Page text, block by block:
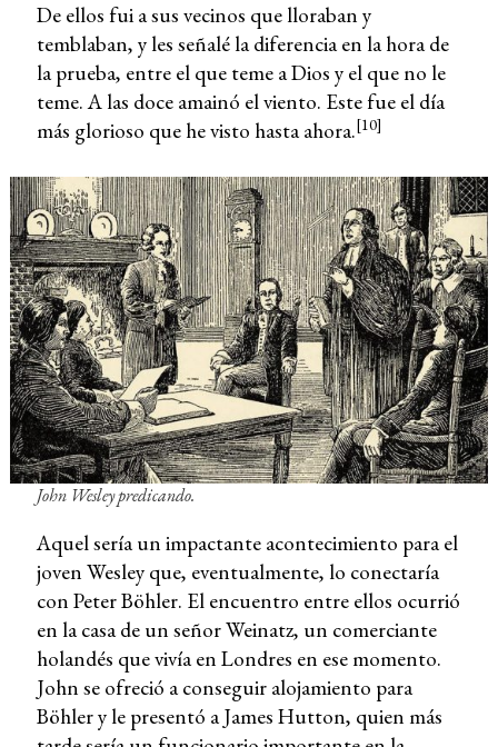
De ellos fui a sus vecinos que lloraban y
temblaban, y les señalé la diferencia en la hora de
la prueba, entre el que teme a Dios y el que no le
teme. A las doce amainó el viento. Este fue el día
más glorioso que he visto hasta ahora.[10]
John Wesley predicando.
Aquel sería un impactante acontecimiento para el
joven Wesley que, eventualmente, lo conectaría
con Peter Böhler. El encuentro entre ellos ocurrió
en la casa de un señor Weinatz, un comerciante
holandés que vivía en Londres en ese momento.
John se ofreció a conseguir alojamiento para
Böhler y le presentó a James Hutton, quien más